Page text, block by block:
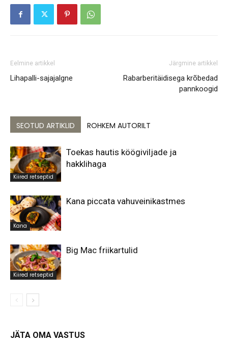
Eelmine artikkel
Lihapalli-sajajalgne
Järgmine artikkel
Rabarberitäidisega krõbedad
pannkoogid
SEOTUD ARTIKLID ROHKEM AUTORILT
Kiired retseptid
Toekas hautis köögiviljade ja
hakklihaga
Kana
Kana piccata vahuveinikastmes
Kiired retseptid
Big Mac friikartulid
JÄTA OMA VASTUS